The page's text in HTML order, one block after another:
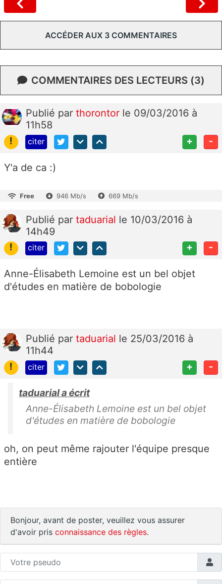
ACCÉDER AUX 3 COMMENTAIRES
COMMENTAIRES DES LECTEURS (3)
Publié par thorontor le 09/03/2016 à
11h58
!
citer + -
Y'a de ca :)
Free 946 Mb/s 669 Mb/s
Publié par taduarial le 10/03/2016 à
14h49
!
citer + -
Anne-Élisabeth Lemoine est un bel objet
d'études en matière de bobologie
Publié par taduarial le 25/03/2016 à
11h44
!
citer + -
taduarial a écrit
Anne-Élisabeth Lemoine est un bel objet
d'études en matière de bobologie
oh, on peut même rajouter l'équipe presque
entière
Bonjour, avant de poster, veuillez vous assurer
d'avoir pris connaissance des règles.